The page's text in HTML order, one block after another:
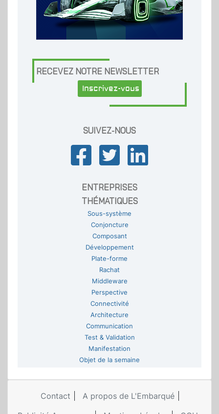
RECEVEZ NOTRE NEWSLETTER
Inscrivez-vous
SUIVEZ-NOUS
ENTREPRISES
THÉMATIQUES
Sous-système
Conjoncture
Composant
Développement
Plate-forme
Rachat
Middleware
Perspective
Connectivité
Architecture
Communication
Test & Validation
Manifestation
Objet de la semaine
Contact
A propos de L'Embarqué